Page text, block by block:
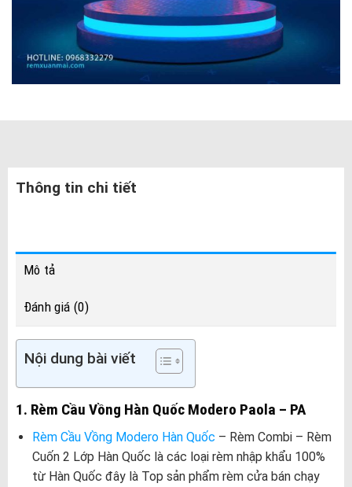
Thông tin chi tiết
Mô tả
Đánh giá (0)
Nội dung bài viết
1. Rèm Cầu Vồng Hàn Quốc Modero Paola – PA
Rèm Cầu Vồng Modero Hàn Quốc – Rèm Combi – Rèm
Cuốn 2 Lớp Hàn Quốc là các loại rèm nhập khẩu 100%
từ Hàn Quốc đây là Top sản phẩm rèm cửa bán chạy